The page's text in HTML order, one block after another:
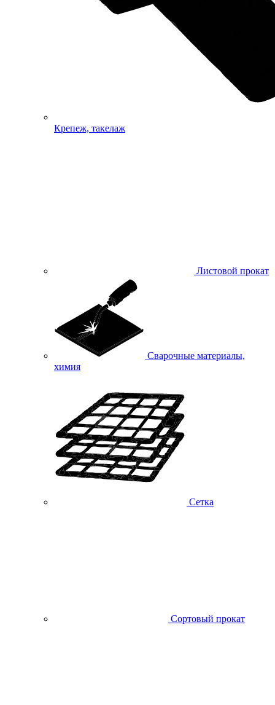
Крепеж, такелаж
Листовой прокат
Сварочные материалы,
химия
Сетка
Сортовый прокат